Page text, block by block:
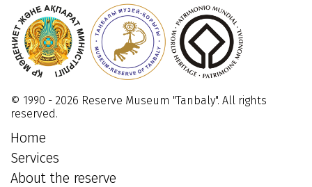
01
Июля
2021
2018
© 1990 - 2026 Reserve Museum "Tanbaly". All rights
reserved.
Home
Services
About the reserve